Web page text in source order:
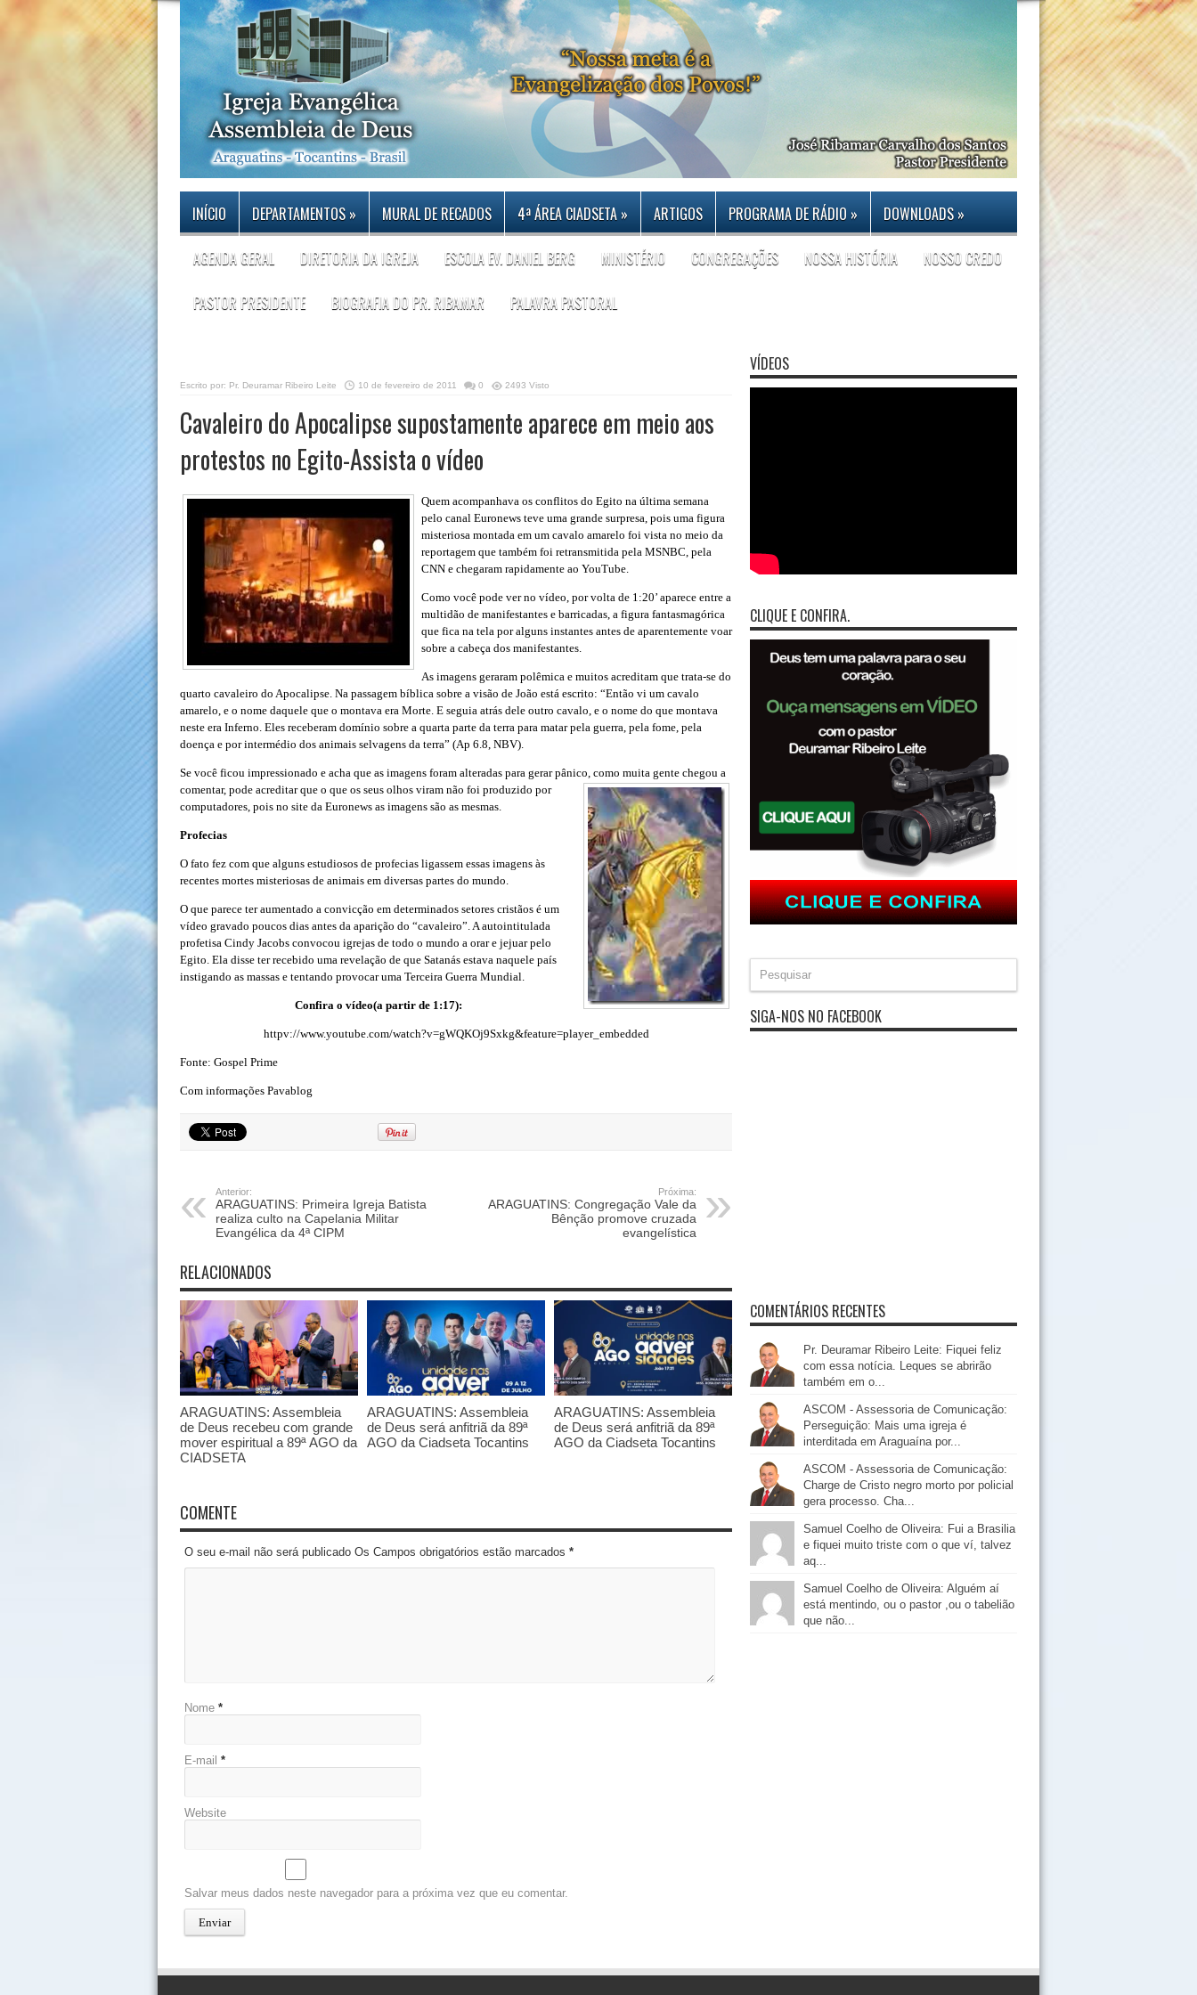
INÍCIO DEPARTAMENTOS» MURAL DE RECADOS 4ª ÁREA CIADSETA» ARTIGOS PROGRAMA DE RÁDIO» DOWNLOADS»
AGENDA GERAL DIRETORIA DA IGREJA ESCOLA EV. DANIEL BERG MINISTÉRIO CONGREGAÇÕES NOSSA HISTÓRIA NOSSO CREDO
PASTOR PRESIDENTE BIOGRAFIA DO PR. RIBAMAR PALAVRA PASTORAL
Escrito por: Pr. Deuramar Ribeiro Leite 10 de fevereiro de 2011 0 2493 Visto
Cavaleiro do Apocalipse supostamente aparece em meio aos
protestos no Egito-Assista o vídeo
Quem acompanhava os conflitos do Egito na última semana
pelo canal Euronews teve uma grande surpresa, pois uma figura
misteriosa montada em um cavalo amarelo foi vista no meio da
reportagem que também foi retransmitida pela MSNBC, pela
CNN e chegaram rapidamente ao YouTube.
Como você pode ver no vídeo, por volta de 1:20’ aparece entre a
multidão de manifestantes e barricadas, a figura fantasmagórica
que fica na tela por alguns instantes antes de aparentemente voar
sobre a cabeça dos manifestantes.
As imagens geraram polêmica e muitos acreditam que trata-se do
quarto cavaleiro do Apocalipse. Na passagem bíblica sobre a visão de João está escrito: “Então vi um cavalo
amarelo, e o nome daquele que o montava era Morte. E seguia atrás dele outro cavalo, e o nome do que montava
neste era Inferno. Eles receberam domínio sobre a quarta parte da terra para matar pela guerra, pela fome, pela
doença e por intermédio dos animais selvagens da terra” (Ap 6.8, NBV).
Se você ficou impressionado e acha que as imagens foram alteradas para gerar pânico, como muita gente chegou a
comentar, pode acreditar que o que os seus olhos viram não foi produzido por
computadores, pois no site da Euronews as imagens são as mesmas.
Profecias
O fato fez com que alguns estudiosos de profecias ligassem essas imagens às
recentes mortes misteriosas de animais em diversas partes do mundo.
O que parece ter aumentado a convicção em determinados setores cristãos é um
vídeo gravado poucos dias antes da aparição do “cavaleiro”. A autointitulada
profetisa Cindy Jacobs convocou igrejas de todo o mundo a orar e jejuar pelo
Egito. Ela disse ter recebido uma revelação de que Satanás estava naquele país
instigando as massas e tentando provocar uma Terceira Guerra Mundial.
Confira o vídeo(a partir de 1:17):
httpv://www.youtube.com/watch?v=gWQKOj9Sxkg&feature=player_embedded
Fonte: Gospel Prime
Com informações Pavablog
Anterior:
ARAGUATINS: Primeira Igreja Batista
realiza culto na Capelania Militar
Evangélica da 4ª CIPM
Próxima:
ARAGUATINS: Congregação Vale da
Bênção promove cruzada
evangelística
RELACIONADOS
ARAGUATINS: Assembleia
de Deus recebeu com grande
mover espiritual a 89ª AGO da
CIADSETA
ARAGUATINS: Assembleia
de Deus será anfitriã da 89ª
AGO da Ciadseta Tocantins
ARAGUATINS: Assembleia
de Deus será anfitriã da 89ª
AGO da Ciadseta Tocantins
COMENTE
O seu e-mail não será publicado Os Campos obrigatórios estão marcados *
Nome *
E-mail *
Website
Salvar meus dados neste navegador para a próxima vez que eu comentar.
VÍDEOS
CLIQUE E CONFIRA.
SIGA-NOS NO FACEBOOK
COMENTÁRIOS RECENTES
Pr. Deuramar Ribeiro Leite: Fiquei feliz
com essa notícia. Leques se abrirão
também em o...
ASCOM - Assessoria de Comunicação:
Perseguição: Mais uma igreja é
interditada em Araguaína por...
ASCOM - Assessoria de Comunicação:
Charge de Cristo negro morto por policial
gera processo. Cha...
Samuel Coelho de Oliveira: Fui a Brasilia
e fiquei muito triste com o que ví, talvez
aq...
Samuel Coelho de Oliveira: Alguém aí
está mentindo, ou o pastor ,ou o tabelião
que não...